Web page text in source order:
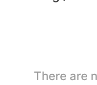
There are